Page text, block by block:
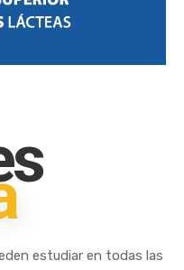
estudiar en todas las